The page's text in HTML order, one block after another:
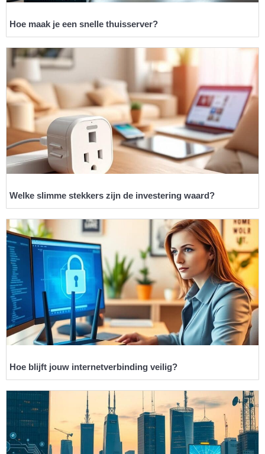
Hoe maak je een snelle thuisserver?
Welke slimme stekkers zijn de investering waard?
Hoe blijft jouw internetverbinding veilig?